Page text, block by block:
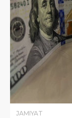
JAMIYAT